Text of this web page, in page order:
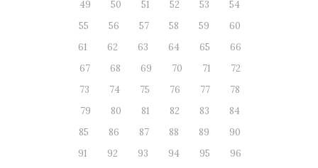
49
50 51 52 53
54
55
56 57 58 59
60
61
62 63 64 65
66
67
68 69 70 71
72
73
74 75 76 77
78
79
80 81 82 83
84
85
86 87 88 89
90
91
92 93 94 95
96